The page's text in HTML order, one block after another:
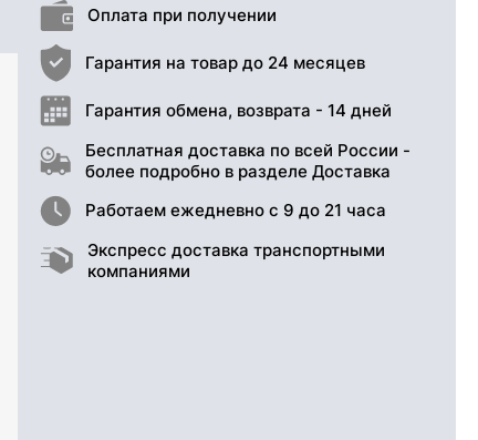
Оплата при получении
Гарантия на товар до 24 месяцев
Гарантия обмена, возврата - 14 дней
Бесплатная доставка по всей России -
более подробно в разделе Доставка
Работаем ежедневно с 9 до 21 часа
Экспресс доставка транспортными
компаниями